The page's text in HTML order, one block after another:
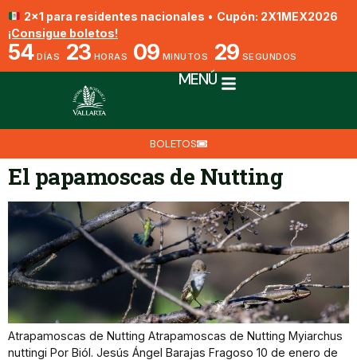
2x1 para residentes nacionales • Cupón: 2X1MEX2026
¡Consigue boletos!
54 DÍAS 23 HORAS 09 MINUTOS 29 SEGUNDOS
MENÚ
BOLETOS
El papamoscas de Nutting
Atrapamoscas de Nutting Atrapamoscas de Nutting Myiarchus
nuttingi Por Biól. Jesús Ángel Barajas Fragoso 10 de enero de